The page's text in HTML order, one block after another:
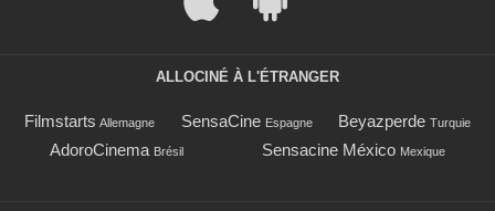
ALLOCINÉ À L'ÉTRANGER
Filmstarts Allemagne SensaCine Espagne Beyazperde Turquie
AdoroCinema Brésil Sensacine México Mexique